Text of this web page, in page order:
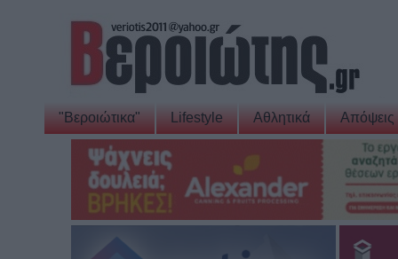
"Βεροιώτικα" Lifestyle Αθλητικά Απόψεις